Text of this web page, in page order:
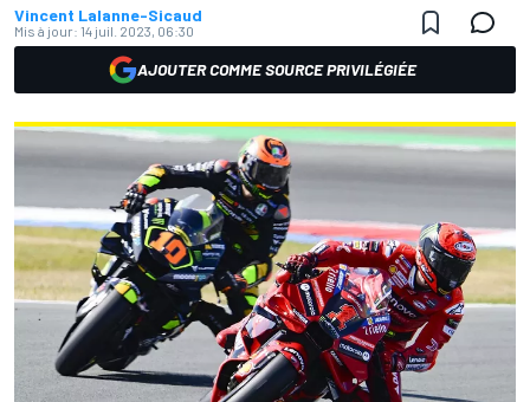
Vincent Lalanne-Sicaud
Mis à jour: 14 juil. 2023, 06:30
AJOUTER COMME SOURCE PRIVILÉGIÉE